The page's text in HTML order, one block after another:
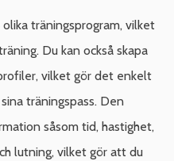
träningsprogram, vilket
Du kan också skapa
vilket gör det enkelt
träningspass. Den
såsom tid, hastighet,
lutning, vilket gör att du